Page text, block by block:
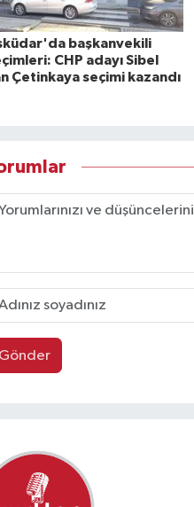
başkanvekili
CHP adayı Sibel
Çetinkaya seçimi kazandı
Gönder